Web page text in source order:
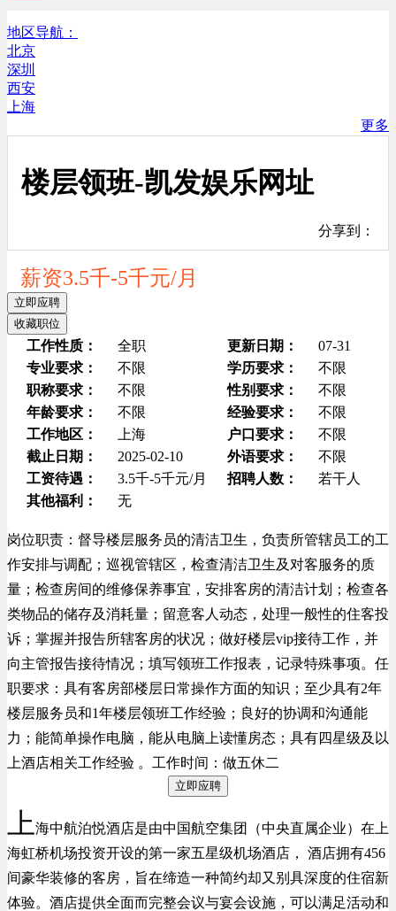
地区导航：
北京
深圳
西安
上海
更多
楼层领班-凯发娱乐网址
分享到：
薪资3.5千-5千元/月
立即应聘
收藏职位
工作性质： 全职 更新日期：
07-31
专业要求：
不限 学历要求：
不限
职称要求：
不限 性别要求：
不限
年龄要求：
不限 经验要求：
不限
工作地区：
上海 户口要求：
不限
截止日期：
2025-02-10 外语要求：
不限
工资待遇：
3.5千-5千元/月 招聘人数：
若干人
其他福利：
无
岗位职责：督导楼层服务员的清洁卫生，负责所管辖员工的工
作安排与调配；巡视管辖区，检查清洁卫生及对客服务的质
量；检查房间的维修保养事宜，安排客房的清洁计划；检查各
类物品的储存及消耗量；留意客人动态，处理一般性的住客投
诉；掌握并报告所辖客房的状况；做好楼层vip接待工作，并
向主管报告接待情况；填写领班工作报表，记录特殊事项。任
职要求：具有客房部楼层日常操作方面的知识；至少具有2年
楼层服务员和1年楼层领班工作经验；良好的协调和沟通能
力；能简单操作电脑，能从电脑上读懂房态；具有四星级及以
上酒店相关工作经验 。工作时间：做五休二
立即应聘
上 海中航泊悦酒店是由中国航空集团（中央直属企业）在上
海虹桥机场投资开设的第一家五星级机场酒店， 酒店拥有456
间豪华装修的客房，旨在缔造一种简约却又别具深度的住宿新
体验。酒店提供全面而完整会议与宴会设施，可以满足活动和